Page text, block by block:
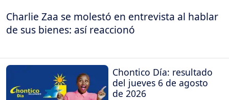
Charlie Zaa se molestó en entrevista al hablar
de sus bienes: así reaccionó
Chontico Día: resultado
del jueves 6 de agosto
de 2026